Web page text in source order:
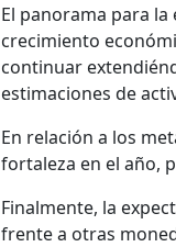
El panorama para
crecimiento
continuar
estimaciones de
En relación a los
fortaleza en el año,
Finalmente, la
frente a otras